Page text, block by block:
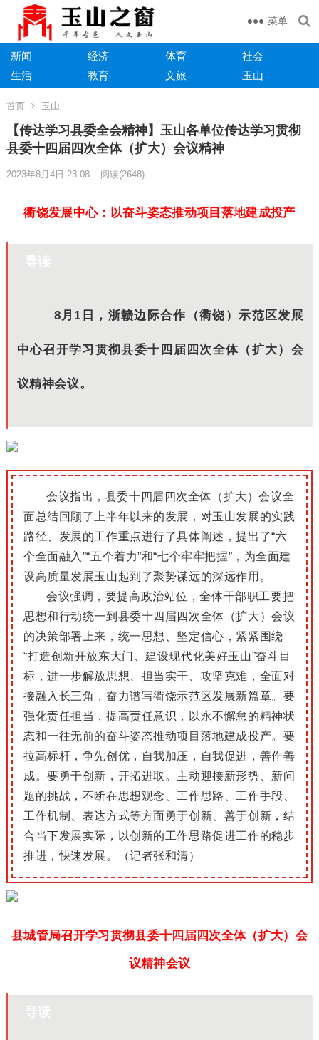
菜单
新闻 经济 体育
社会
生活
教育 文旅 玉山
首页 玉山
【传达学习县委全会精神】玉山各单位传达学习贯彻
县委十四届四次全体（扩大）会议精神
2023年8月4日 23:08 阅读(2648)
衢饶发展中心：以奋斗姿态推动项目落地建成投产
导读
8月1日，浙赣边际合作（衢饶）示范区发展
中心召开学习贯彻县委十四届四次全体（扩大）会
议精神会议。
会议指出，县委十四届四次全体（扩大）会议全
面总结回顾了上半年以来的发展，对玉山发展的实践
路径、发展的工作重点进行了具体阐述，提出了“六
个全面融入”“五个着力”和“七个牢牢把握”，为全面建
设高质量发展玉山起到了聚势谋远的深远作用。
会议强调，要提高政治站位，全体干部职工要把
思想和行动统一到县委十四届四次全体（扩大）会议
的决策部署上来，统一思想、坚定信心，紧紧围绕
“打造创新开放东大门、建设现代化美好玉山”奋斗目
标，进一步解放思想、担当实干、攻坚克难，全面对
接融入长三角，奋力谱写衢饶示范区发展新篇章。要
强化责任担当，提高责任意识，以永不懈怠的精神状
态和一往无前的奋斗姿态推动项目落地建成投产。要
拉高标杆，争先创优，自我加压，自我促进，善作善
成。要勇于创新，开拓进取。主动迎接新形势、新问
题的挑战，不断在思想观念、工作思路、工作手段、
工作机制、表达方式等方面勇于创新、善于创新，结
合当下发展实际，以创新的工作思路促进工作的稳步
推进，快速发展。（记者张和清）
县城管局召开学习贯彻县委十四届四次全体（扩大）会
议精神会议
导读